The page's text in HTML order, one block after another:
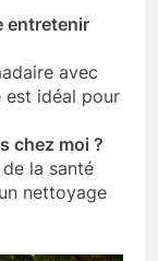
entretenir
avec
est idéal pour
chez moi ?
la santé
nettoyage